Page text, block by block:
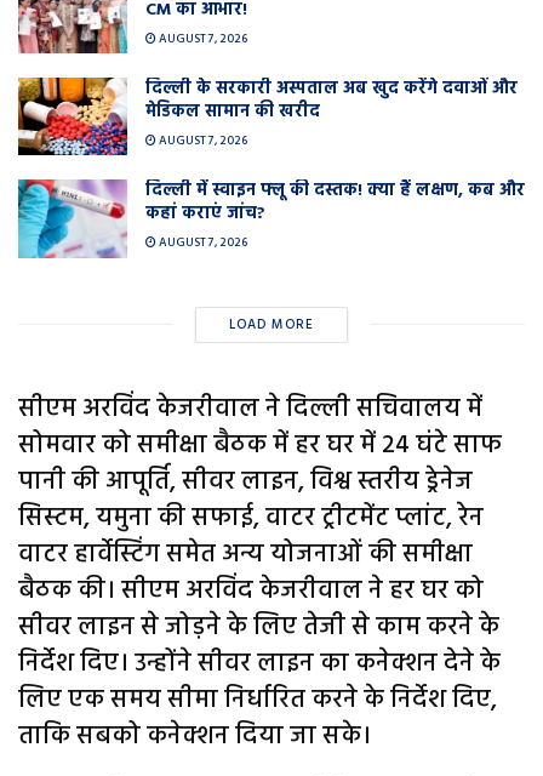
CM का आभार!
AUGUST 7, 2026
दिल्ली के सरकारी अस्पताल अब खुद करेंगे दवाओं और
मेडिकल सामान की खरीद
AUGUST 7, 2026
दिल्ली में स्वाइन फ्लू की दस्तक! क्या हैं लक्षण, कब और
कहां कराएं जांच?
AUGUST 7, 2026
LOAD MORE
सीएम अरविंद केजरीवाल ने दिल्ली सचिवालय में
सोमवार को समीक्षा बैठक में हर घर में 24 घंटे साफ
पानी की आपूर्ति, सीवर लाइन, विश्व स्तरीय ड्रेनेज
सिस्टम, यमुना की सफाई, वाटर ट्रीटमेंट प्लांट, रेन
वाटर हार्वेस्टिंग समेत अन्य योजनाओं की समीक्षा
बैठक की। सीएम अरविंद केजरीवाल ने हर घर को
सीवर लाइन से जोड़ने के लिए तेजी से काम करने के
निर्देश दिए। उन्होंने सीवर लाइन का कनेक्शन देने के
लिए एक समय सीमा निर्धारित करने के निर्देश दिए,
ताकि सबको कनेक्शन दिया जा सके।